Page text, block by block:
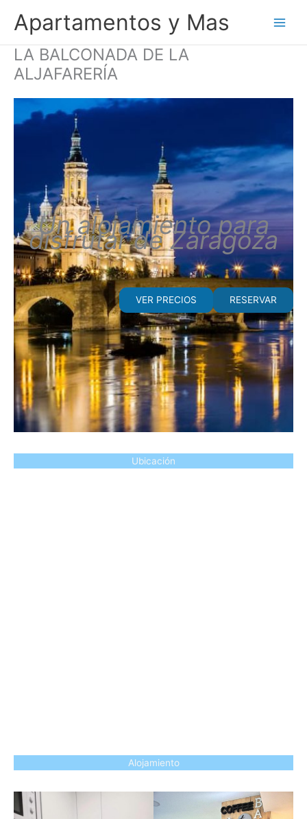
contenido
Apartamentos y Mas
LA BALCONADA DE LA
ALJAFARERÍA
Un alojamiento para
disfrutar de Zaragoza
VER PRECIOS RESERVAR
Ubicación
Alojamiento